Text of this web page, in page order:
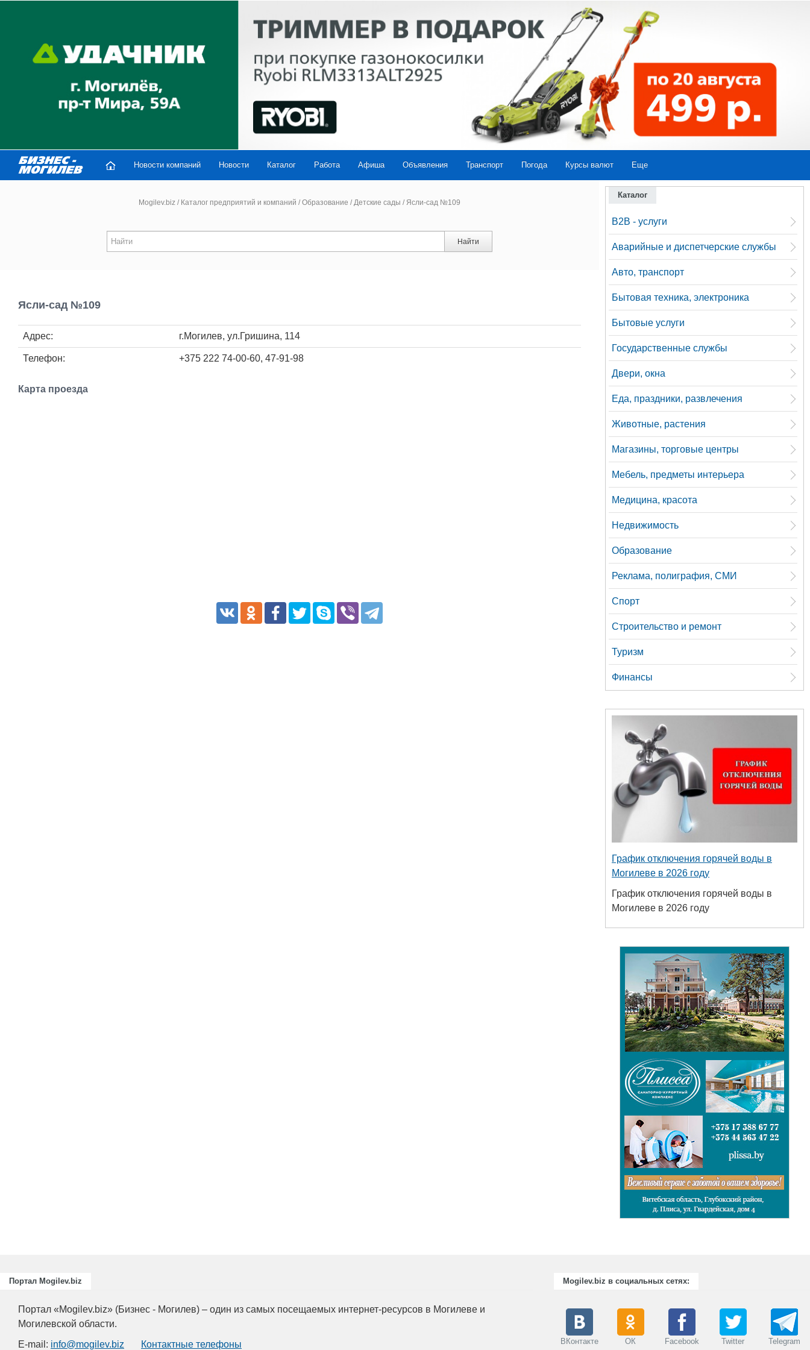
Новости компаний Новости Каталог Работа Афиша Объявления Транспорт Погода Курсы валют Еще
Mogilev.biz / Каталог предприятий и компаний / Образование / Детские сады /Ясли-сад №109
Найти
Ясли-сад №109
Адрес: г.Могилев, ул.Гришина, 114
Телефон: +375 222 74-00-60, 47-91-98
Карта проезда
Каталог
B2B - услуги
Аварийные и диспетчерские службы
Авто, транспорт
Бытовая техника, электроника
Бытовые услуги
Государственные службы
Двери, окна
Еда, праздники, развлечения
Животные, растения
Магазины, торговые центры
Мебель, предметы интерьера
Медицина, красота
Недвижимость
Образование
Реклама, полиграфия, СМИ
Спорт
Строительство и ремонт
Туризм
Финансы
График отключения горячей воды в
Могилеве в 2026 году
График отключения горячей воды в
Могилеве в 2026 году
Портал Mogilev.biz
Портал «Mogilev.biz» (Бизнес - Могилев) – один из самых посещаемых интернет-ресурсов в Могилеве и
Могилевской области.
E-mail: info@mogilev.biz Контактные телефоны
Mogilev.biz в социальных сетях:
ВКонтакте ОК Facebook Twitter Telegram